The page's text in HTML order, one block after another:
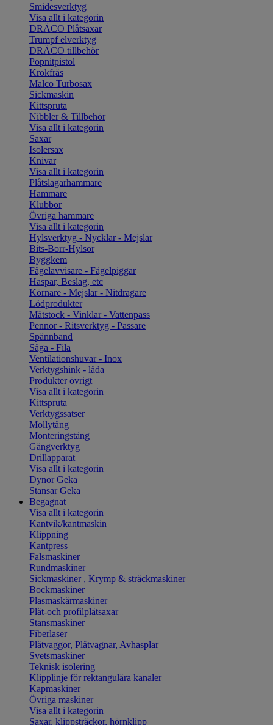
Smidesverktyg
Visa allt i kategorin
DRÄCO Plåtsaxar
Trumpf elverktyg
DRÄCO tillbehör
Popnitpistol
Krokfräs
Malco Turbosax
Sickmaskin
Kittspruta
Nibbler & Tillbehör
Visa allt i kategorin
Saxar
Isolersax
Knivar
Visa allt i kategorin
Plåtslagarhammare
Hammare
Klubbor
Övriga hammare
Visa allt i kategorin
Hylsverktyg - Nycklar - Mejslar
Bits-Borr-Hylsor
Byggkem
Fågelavvisare - Fågelpiggar
Haspar, Beslag, etc
Körnare - Mejslar - Nitdragare
Lödprodukter
Mätstock - Vinklar - Vattenpass
Pennor - Ritsverktyg - Passare
Spännband
Såga - Fila
Ventilationshuvar - Inox
Verktygshink - låda
Produkter övrigt
Visa allt i kategorin
Kittspruta
Verktygssatser
Mollytång
Monteringstång
Gängverktyg
Drillapparat
Visa allt i kategorin
Dynor Geka
Stansar Geka
Begagnat
Visa allt i kategorin
Kantvik/kantmaskin
Klippning
Kantpress
Falsmaskiner
Rundmaskiner
Sickmaskiner , Krymp & sträckmaskiner
Bockmaskiner
Plasmaskärmaskiner
Plåt-och profilplåtsaxar
Stansmaskiner
Fiberlaser
Plåtvaggor, Plåtvagnar, Avhasplar
Svetsmaskiner
Teknisk isolering
Klipplinje för rektangulära kanaler
Kapmaskiner
Övriga maskiner
Visa allt i kategorin
Saxar, klippsträckor, hörnklipp